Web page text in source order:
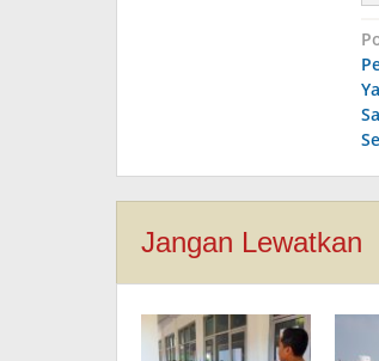
Jangan Lewatkan